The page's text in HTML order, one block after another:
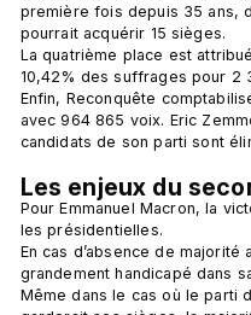
première fois depuis 35 ans,
pourrait acquérir 15 sièges.
La quatrième place est
10,42% des suffrages pour 2
Enfin, Reconquête
avec 964 865 voix. Eric
candidats de son parti sont
Les enjeux du
Pour Emmanuel Macron, la
les présidentielles.
En cas d’absence de
grandement handicapé dans
Même dans le cas où le parti